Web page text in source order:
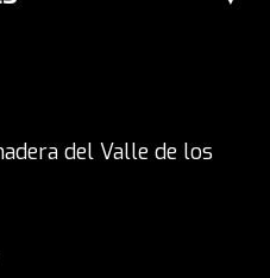
en ofrecer esta
100% Ibérico
conservación
del Valle de los